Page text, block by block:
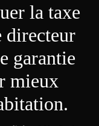
la taxe
directeur
garantie
mieux